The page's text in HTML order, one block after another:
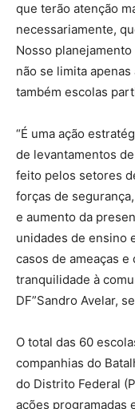
que terão atenção
necessariamente,
Nosso
não se limita
também escolas
“É uma ação
de levantamentos
feito pelos setores
forças de
e aumento da
unidades de ensino
casos de ameaças
tranquilidade à
DF”Sandro Avelar,
O total das 60
companhias do
do Distrito Federal
ações programadas